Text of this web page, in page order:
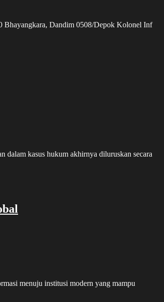
Bhayangkara, Dandim 0508/Depok Kolonel Inf
kasus hukum akhirnya diluruskan secara
menuju institusi modern yang mampu